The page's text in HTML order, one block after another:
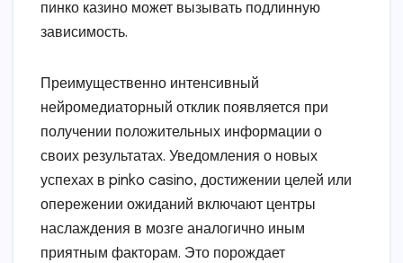
пинко казино может вызывать подлинную
зависимость.
Преимущественно интенсивный
нейромедиаторный отклик появляется при
получении положительных информации о
своих результатах. Уведомления о новых
успехах в pinko casino, достижении целей или
опережении ожиданий включают центры
наслаждения в мозге аналогично иным
приятным факторам. Это порождает